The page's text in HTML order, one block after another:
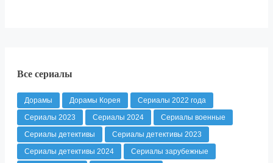
Все сериалы
Дорамы Дорамы Корея
Сериалы 2022 года
Сериалы 2023
Сериалы 2024
Сериалы военные
Сериалы детективы
Сериалы детективы 2023
Сериалы детективы 2024
Сериалы зарубежные